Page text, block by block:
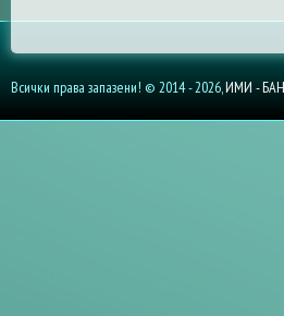
Всички права запазени! © 2014 - 2026,ИМИ - БАН